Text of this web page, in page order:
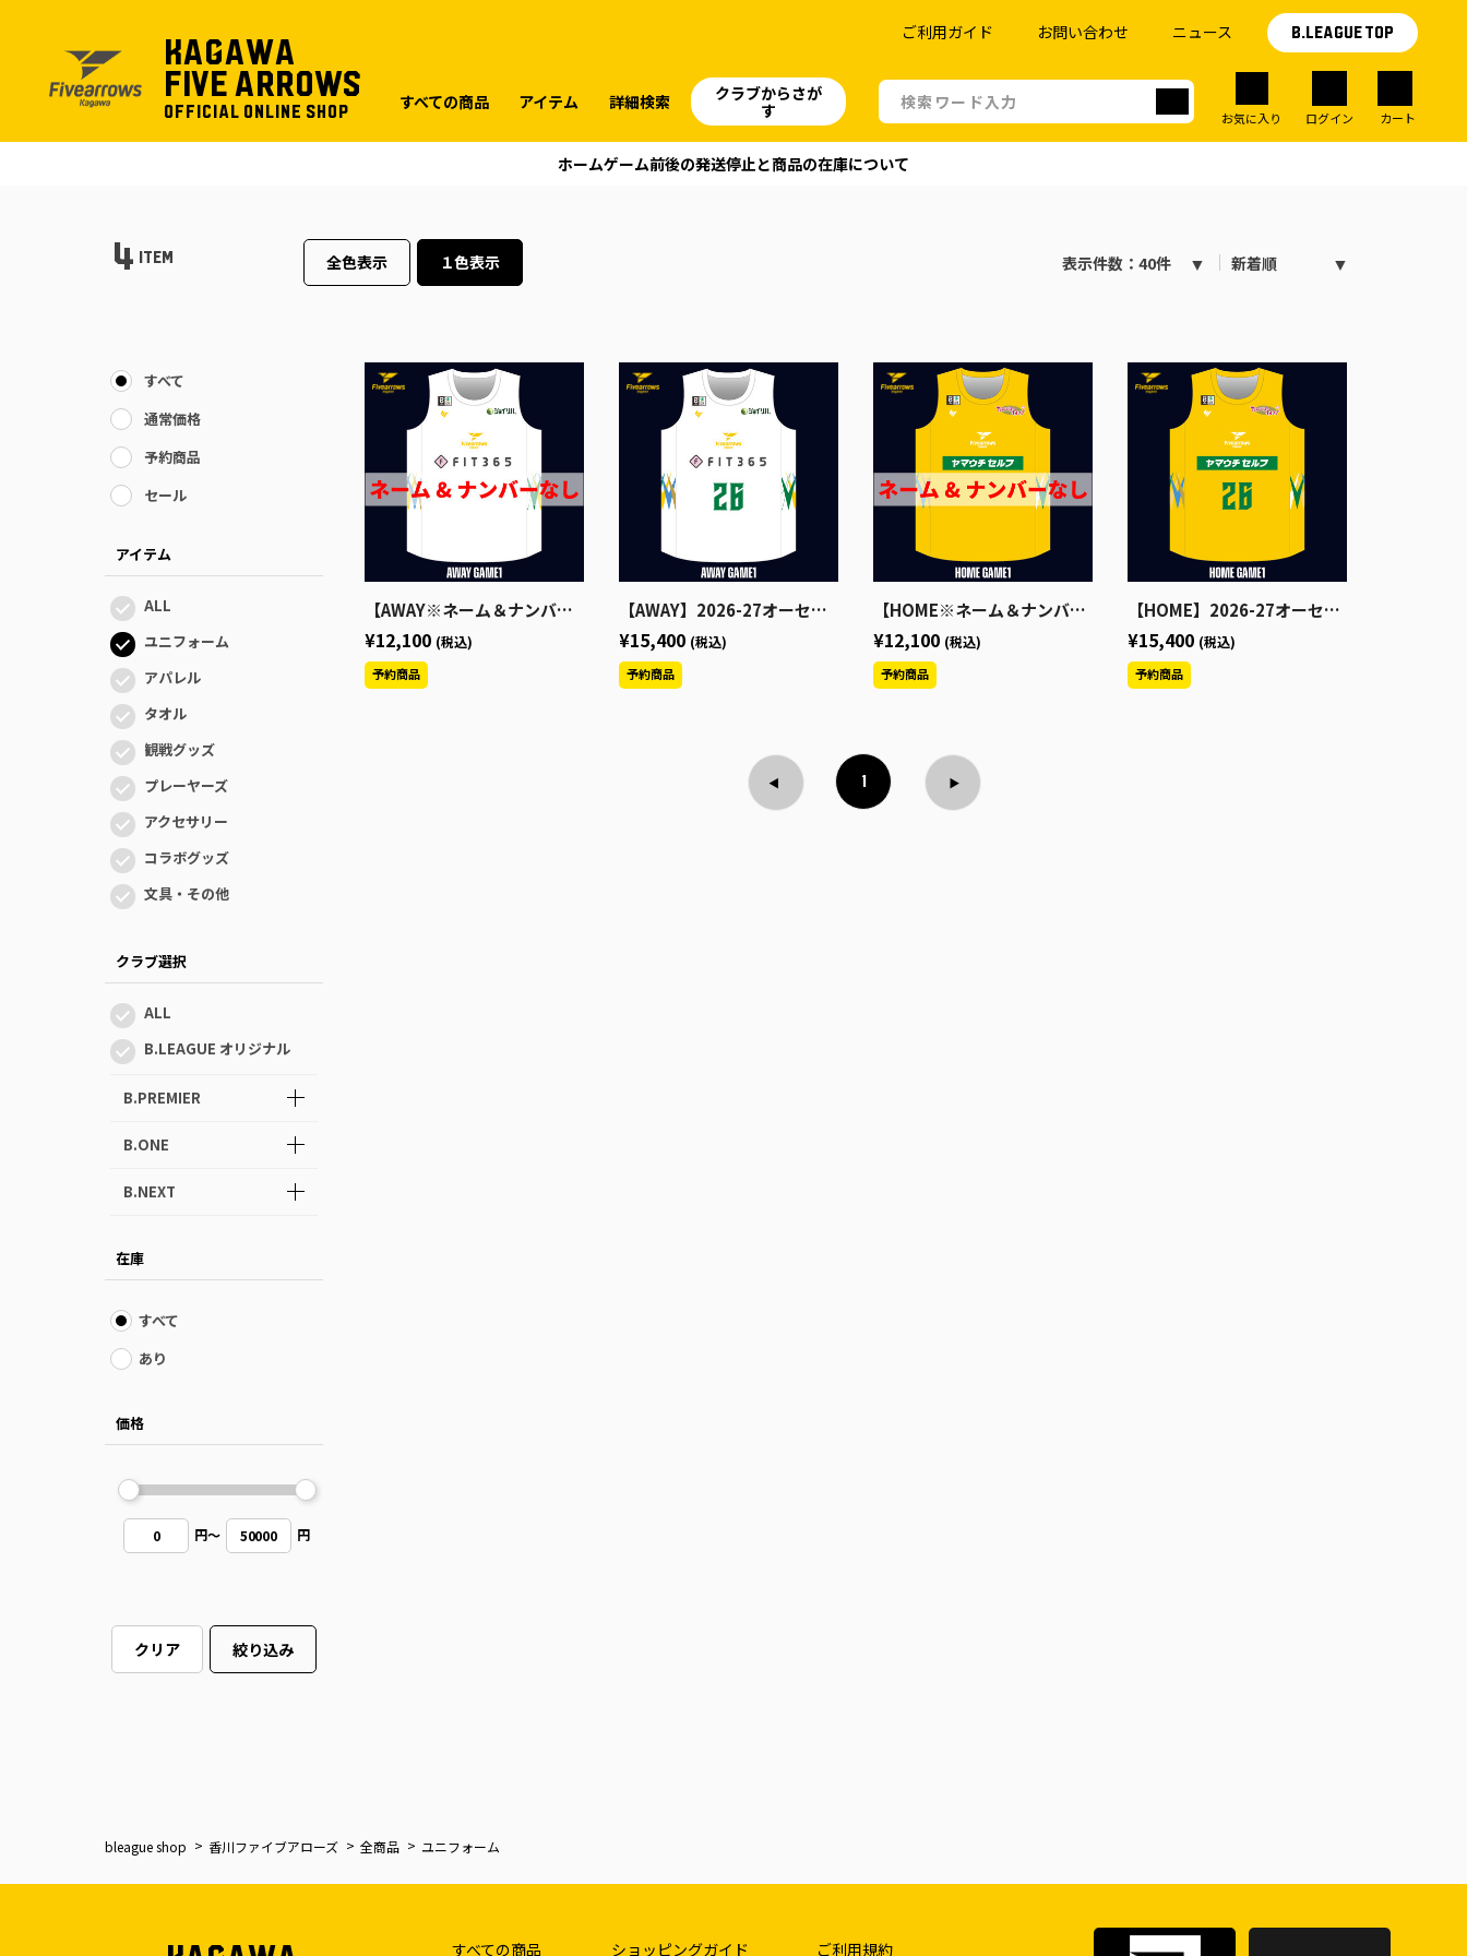
KAGAWA
FIVE ARROWS
OFFICIAL ONLINE SHOP すべての商品 アイテム 詳細検索
クラブからさが
す
ご利用ガイド お問い合わせ ニュース B.LEAGUE TOP
お気に入り ログイン カート
ホームゲーム前後の発送停止と商品の在庫について
4 ITEM 全色表示 １色表示 表示件数：40件 新着順
すべて
通常価格
予約商品
セール
アイテム
ALL
ユニフォーム
アパレル
タオル
観戦グッズ
プレーヤーズ
アクセサリー
コラボグッズ
文具・その他
クラブ選択
ALL
B.LEAGUE オリジナル
B.PREMIER
B.ONE
B.NEXT
在庫
すべて
あり
価格
0 円～ 50000 円
クリア 絞り込み
【AWAY※ネーム＆ナンバーなし】2026-27オーセンティックユニフォーム
¥12,100 (税込)
【AWAY】2026-27オーセンティックユニフォーム
¥15,400 (税込)
【HOME※ネーム＆ナンバーなし】2026-27オーセンティックユニフォーム
¥12,100 (税込)
【HOME】2026-27オーセンティックユニフォーム
¥15,400 (税込)
1
bleague shop 香川ファイブアローズ 全商品 ユニフォーム
すべての商品 ショッピングガイド ご利用規約